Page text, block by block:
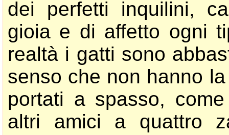
dei perfetti inquilini,
gioia e di affetto ogni
realtà i gatti sono
senso che non hanno
portati a spasso,
altri amici a quattro